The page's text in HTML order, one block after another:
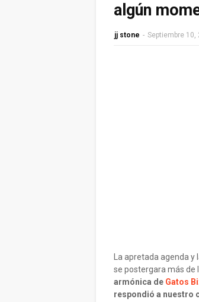
algún
jj stone - Septiembre 10,
La apretada agenda
se postergara más de
armónica de Gatos
respondió a nuestro